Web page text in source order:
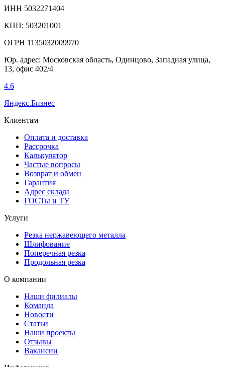
ИНН 5032271404
КПП: 503201001
ОГРН 1135032009970
Юр. адрес: Московская область, Одинцово, Западная улица,
13, офис 402/4
4.6
Яндекс.Бизнес
Клиентам
Оплата и доставка
Рассрочка
Калькулятор
Частые вопросы
Возврат и обмен
Гарантия
Адрес склада
ГОСТы и ТУ
Услуги
Резка нержавеющего металла
Шлифование
Поперечная резка
Продольная резка
О компании
Наши филиалы
Команда
Новости
Статьи
Наши проекты
Отзывы
Вакансии